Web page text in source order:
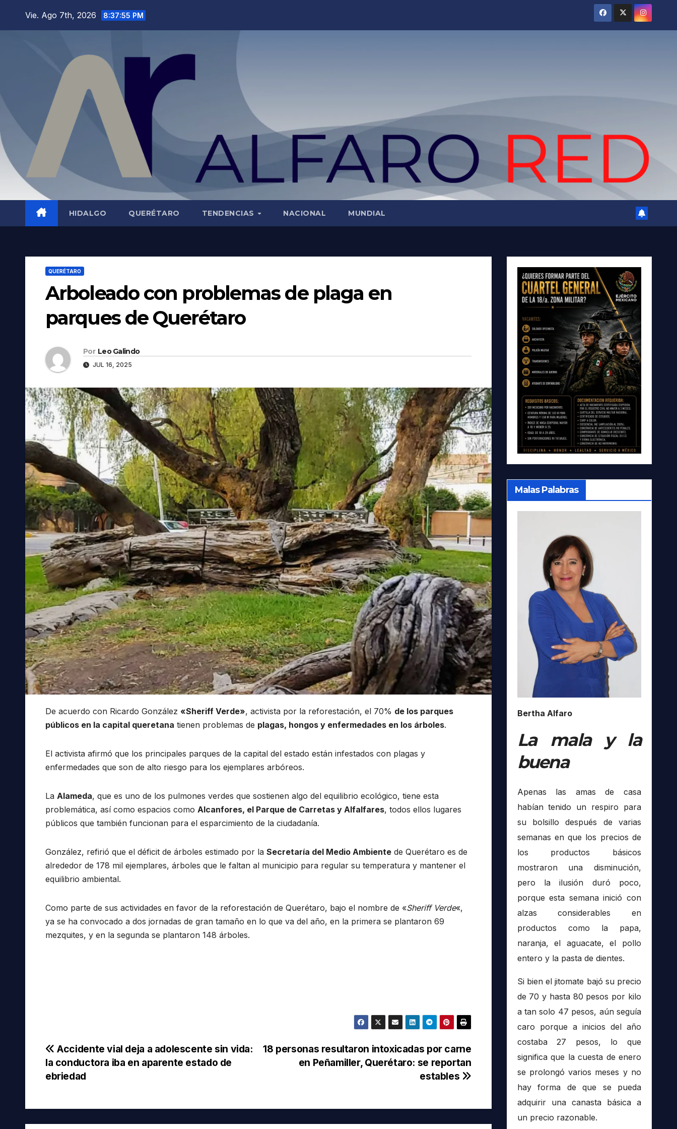
Vie. Ago 7th, 2026 8:37:56 PM
HIDALGO QUERÉTARO TENDENCIAS NACIONAL MUNDIAL
QUERÉTARO
Arboleado con problemas de plaga en
parques de Querétaro
Por Leo Galindo
JUL 16, 2025
De acuerdo con Ricardo González «Sheriff Verde», activista por la reforestación, el 70% de los parques
públicos en la capital queretana tienen problemas de plagas, hongos y enfermedades en los árboles.
El activista afirmó que los principales parques de la capital del estado están infestados con plagas y
enfermedades que son de alto riesgo para los ejemplares arbóreos.
La Alameda, que es uno de los pulmones verdes que sostienen algo del equilibrio ecológico, tiene esta
problemática, así como espacios como Alcanfores, el Parque de Carretas y Alfalfares, todos ellos lugares
públicos que también funcionan para el esparcimiento de la ciudadanía.
González, refirió que el déficit de árboles estimado por la Secretaría del Medio Ambiente de Querétaro es de
alrededor de 178 mil ejemplares, árboles que le faltan al municipio para regular su temperatura y mantener el
equilibrio ambiental.
Como parte de sus actividades en favor de la reforestación de Querétaro, bajo el nombre de «Sheriff Verde«,
ya se ha convocado a dos jornadas de gran tamaño en lo que va del año, en la primera se plantaron 69
mezquites, y en la segunda se plantaron 148 árboles.
Navegación
de
18 personas resultaron intoxicadas por carne
en Peñamiller, Querétaro: se reportan
estables
Accidente vial deja a adolescente sin vida:
la conductora iba en aparente estado de
ebriedad
Malas Palabras
Bertha Alfaro
La mala y la
buena
Apenas las amas de casa
habían tenido un respiro para
su bolsillo después de varias
semanas en que los precios de
los productos básicos
mostraron una disminución,
pero la ilusión duró poco,
porque esta semana inició con
alzas considerables en
productos como la papa,
naranja, el aguacate, el pollo
entero y la pasta de dientes.
Si bien el jitomate bajó su precio
de 70 y hasta 80 pesos por kilo
a tan solo 47 pesos, aún seguía
caro porque a inicios del año
costaba 27 pesos, lo que
significa que la cuesta de enero
se prolongó varios meses y no
hay forma de que se pueda
adquirir una canasta básica a
un precio razonable.